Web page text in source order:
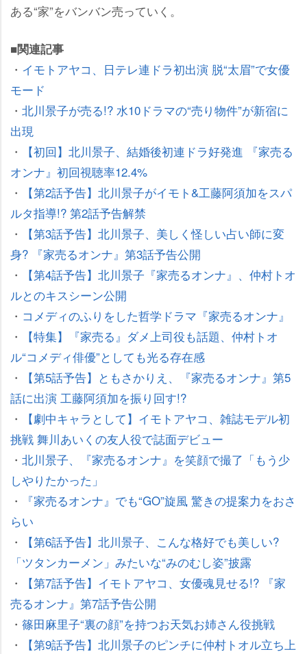
ある“家”をバンバン売っていく。
■関連記事
・ イモトアヤコ、日テレ連ドラ初出演 脱“太眉”で女優
モード
・ 北川景子が売る!? 水10ドラマの“売り物件”が新宿に
出現
・
【初回】北川景子、結婚後初連ドラ好発進 『家売る
オンナ』初回視聴率12.4%
・
【第2話予告】北川景子がイモト&工藤阿須加をスパ
ルタ指導!? 第2話予告解禁
・
【第3話予告】北川景子、美しく怪しい占い師に変
身? 『家売るオンナ』第3話予告公開
・
【第4話予告】北川景子『家売るオンナ』、仲村トオ
ルとのキスシーン公開
・ コメディのふりをした哲学ドラマ『家売るオンナ』
・
【特集】『家売る』ダメ上司役も話題、仲村トオ
ル“コメディ俳優”としても光る存在感
・
【第5話予告】ともさかりえ、『家売るオンナ』第5
話に出演 工藤阿須加を振り回す!?
・
【劇中キャラとして】イモトアヤコ、雑誌モデル初
挑戦 舞川あいくの友人役で誌面デビュー
・ 北川景子、『家売るオンナ』を笑顔で撮了「もう少
しやりたかった」
・
『家売るオンナ』でも“GO”旋風 驚きの提案力をおさ
らい
・
【第6話予告】北川景子、こんな格好でも美しい?
「ツタンカーメン」みたいな“みのむし姿”披露
・
【第7話予告】イモトアヤコ、女優魂見せる!? 『家
売るオンナ』第7話予告公開
・ 篠田麻里子“裏の顔”を持つお天気お姉さん役挑戦
・
【第9話予告】北川景子のピンチに仲村トオル立ち上